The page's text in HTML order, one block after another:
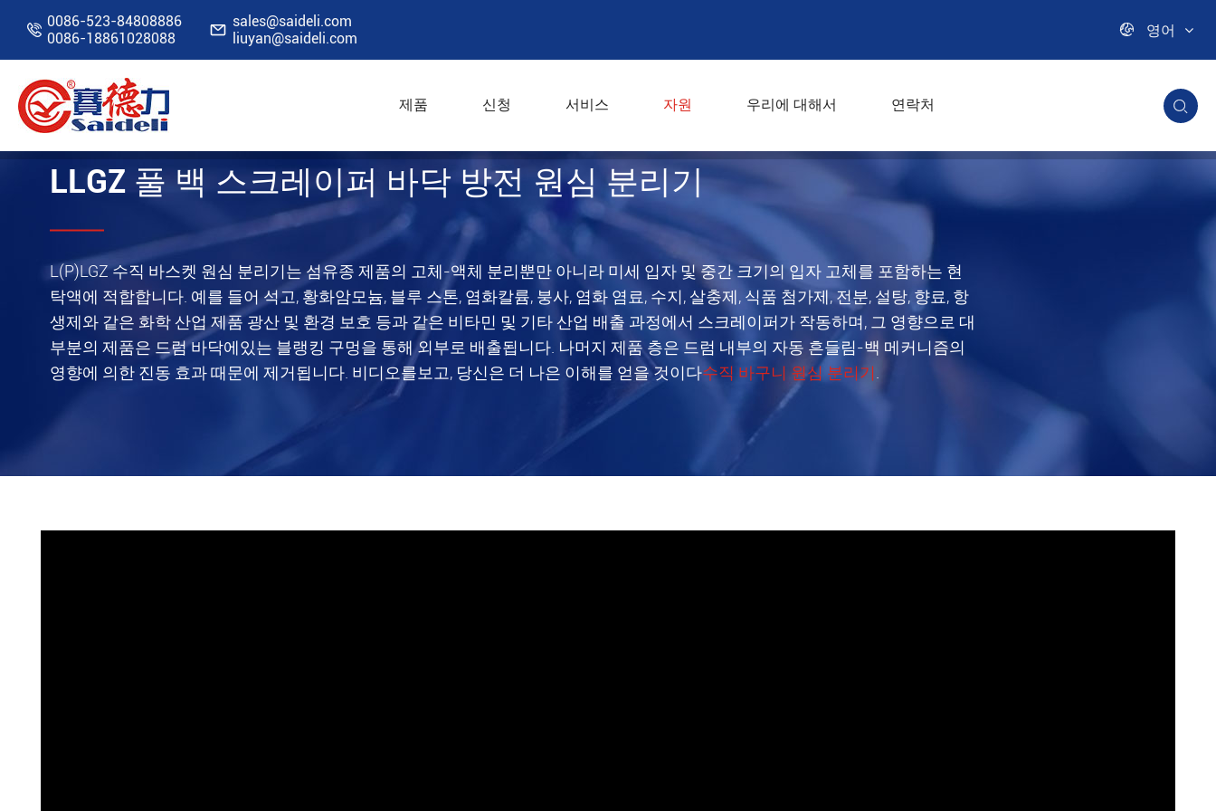
 0086-523-84808886
0086-18861028088
 sales@saideli.com
liuyan@saideli.com
 영어
제품 신청 서비스 자원 우리에 대해서 연락처 
홈 자원 비디오
LLGZ 풀 백 스크레이퍼 바닥 방전 원심 분리기
L(P)LGZ 수직 바스켓 원심 분리기는 섬유종 제품의 고체-액체 분리뿐만 아니라 미세 입자 및 중간 크기의 입자 고체를 포함하는 현
탁액에 적합합니다. 예를 들어 석고, 황화암모늄, 블루 스톤, 염화칼륨, 붕사, 염화 염료, 수지, 살충제, 식품 첨가제, 전분, 설탕, 향료, 항
생제와 같은 화학 산업 제품 광산 및 환경 보호 등과 같은 비타민 및 기타 산업 배출 과정에서 스크레이퍼가 작동하며, 그 영향으로 대
부분의 제품은 드럼 바닥에있는 블랭킹 구멍을 통해 외부로 배출됩니다. 나머지 제품 층은 드럼 내부의 자동 흔들림-백 메커니즘의
영향에 의한 진동 효과 때문에 제거됩니다. 비디오를보고, 당신은 더 나은 이해를 얻을 것이다수직 바구니 원심 분리기